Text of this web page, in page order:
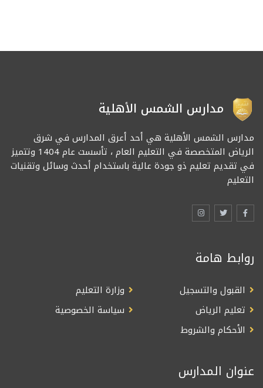
مدارس الشمس الأهلية
مدارس الشمس الأهلية هي أحد أعرق المدارس في شرق
الرياض المتخصصة في التعليم العام ، تأسست عام 1404 وتتميز
في تقديم تعليم ذو جودة عالية باستخدام أحدث وسائل وتقنيات
التعليم
روابط هامة
القبول والتسجيل
وزارة التعليم
تعليم الرياض
سياسة الخصوصية
الأحكام والشروط
عنوان المدارس